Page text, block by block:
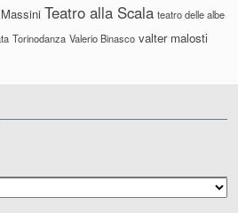
Teatro alla Scala teatro delle albe
Torinodanza Valerio Binasco valter malosti